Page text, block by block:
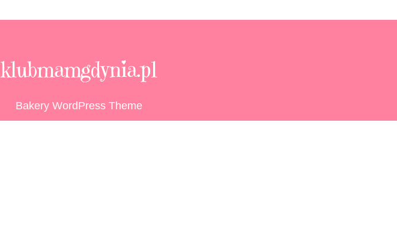
klubmamgdynia.pl
Bakery WordPress Theme